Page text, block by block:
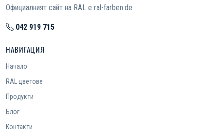
Официалният сайт на RAL е ral-farben.de
042 919 715
НАВИГАЦИЯ
Начало
RAL цветове
Продукти
Блог
Контакти